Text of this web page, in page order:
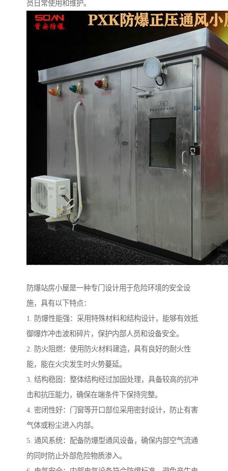
员日常使用和维护。
防爆站房小屋是一种专门设计用于危险环境的安全设
施，具有以下特点：
1. 防爆性能强：采用特殊材料和结构设计，能够有效抵
御爆炸冲击波和碎片，保护内部人员和设备安全。
2. 防火阻燃：使用防火材料建造，具有良好的耐火性
能，能在火灾发生时火势蔓延。
3. 结构稳固：整体结构经过加固处理，具备较高的抗冲
击和抗压能力，确保在端条件下保持完整。
4. 密闭性好：门窗等开口部位采用密封设计，防止有害
气体或粉尘进入内部。
5. 通风系统：配备防爆型通风设备，确保内部空气流通
的同时防止外部危险物质渗入。